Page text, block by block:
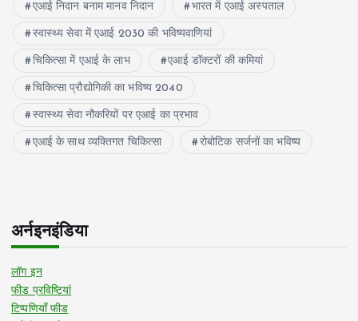
एआई निदान बनाम मानव निदान भारत में एआई अस्पताल
स्वास्थ्य सेवा में एआई 2030 की भविष्यवाणियां
चिकित्सा में एआई के लाभ एआई डॉक्टरों की कमियां
चिकित्सा प्रौद्योगिकी का भविष्य 2040
स्वास्थ्य सेवा नौकरियों पर एआई का प्रभाव
एआई के साथ व्यक्तिगत चिकित्सा रोबोटिक सर्जनों का भविष्य
अर्नइनइंडिया
लॉग इन
फीड प्रविष्टियां
टिप्पणियाँ फीड